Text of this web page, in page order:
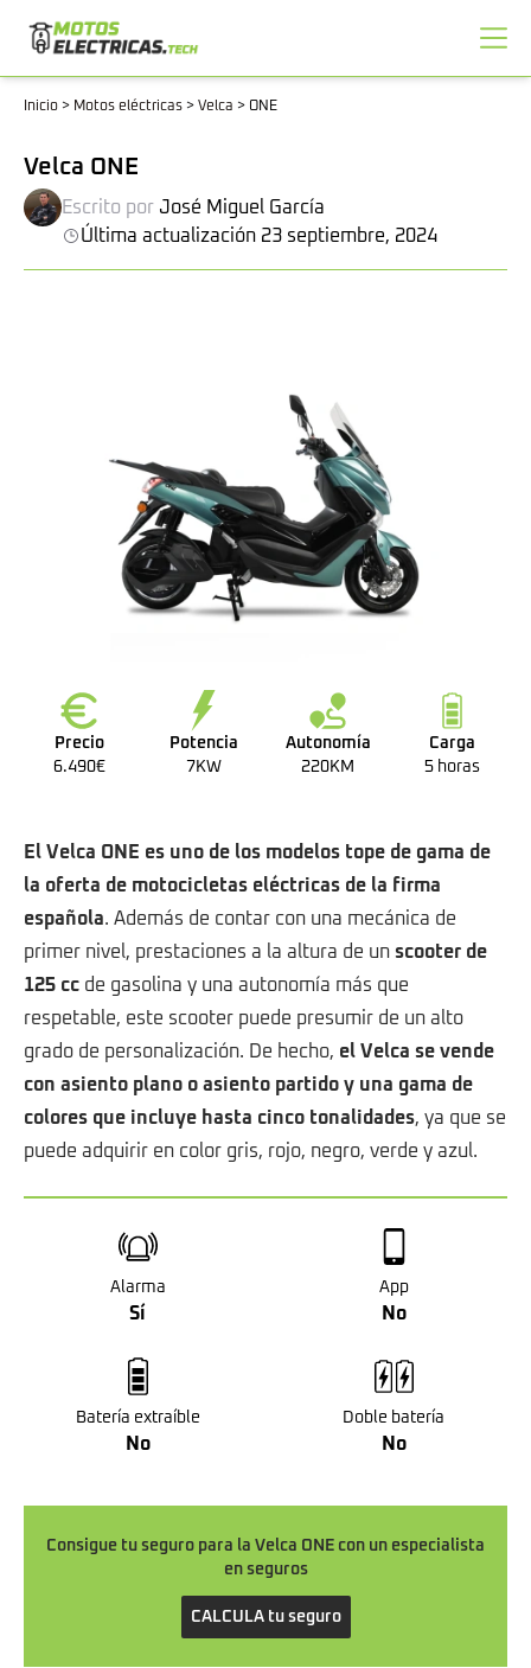
Inicio > Motos eléctricas > Velca > ONE
Velca ONE
Escrito por José Miguel García
Última actualización 23 septiembre, 2024
Precio
6.490€
Potencia
7KW
Autonomía
220KM
Carga
5 horas
El Velca ONE es uno de los modelos tope de gama de
la oferta de motocicletas eléctricas de la firma
española. Además de contar con una mecánica de
primer nivel, prestaciones a la altura de un scooter de
125 cc de gasolina y una autonomía más que
respetable, este scooter puede presumir de un alto
grado de personalización. De hecho, el Velca se vende
con asiento plano o asiento partido y una gama de
colores que incluye hasta cinco tonalidades, ya que se
puede adquirir en color gris, rojo, negro, verde y azul.
Alarma
Sí
App
No
Batería extraíble
No
Doble batería
No
Consigue tu seguro para la Velca ONE con un especialista
en seguros
CALCULA tu seguro